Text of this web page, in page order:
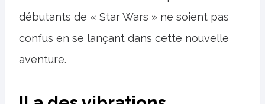
débutants de « Star Wars » ne soient pas
confus en se lançant dans cette nouvelle
aventure.